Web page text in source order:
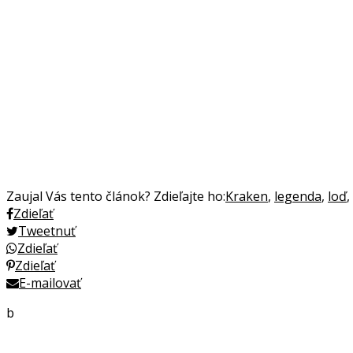
Zaujal Vás tento článok? Zdieľajte ho:Kraken, legenda, loď,
Zdieľať
Tweetnuť
Zdieľať
Zdieľať
E-mailovať
b